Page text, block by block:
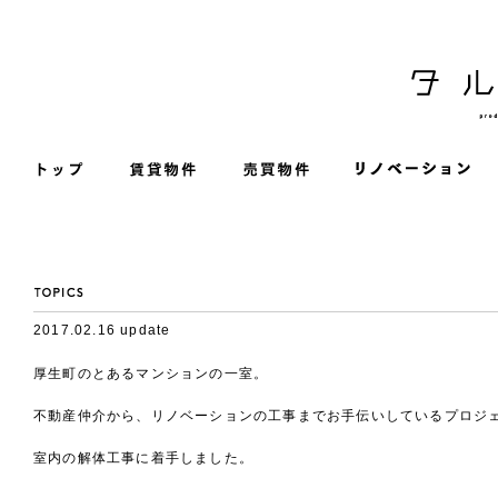
2017.02.16 update
厚生町のとあるマンションの一室。
不動産仲介から、リノベーションの工事までお手伝いしているプロジ
室内の解体工事に着手しました。